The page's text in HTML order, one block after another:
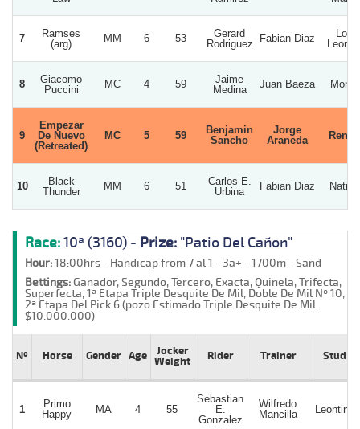
7
Ramses
(arg)
MM 6 53
Gerard
Rodriguez
Fabian Diaz
Los
Leones
8
Giacomo
Puccini
MC 4 59
Jaime
Medina
Juan Baeza Monin
9
Empezar
De Nuevo
(Retreated)
MC 5 59
Benjamin
Sancho
Jorge
Araneda
Renita
10
Black
Thunder
MM 6 51
Carlos E.
Urbina
Fabian Diaz Nativo
Race:10ª (3160) - Prize: "Patio Del Cañon"
Hour:18:00hrs - Handicap from 7 al 1 - 3a+ - 1700m - Sand
Bettings:Ganador, Segundo, Tercero, Exacta, Quinela, Trifecta,
Superfecta, 1ª Etapa Triple Desquite De Mil, Doble De Mil Nº 10,
2ª Etapa Del Pick 6 (pozo Estimado Triple Desquite De Mil
$10.000.000)
Nº Horse Gender Age
Jocker
Weight
Rider Trainer Stud
1
Primo
Happy
MA 4 55
Sebastian
E.
Gonzalez
Wilfredo
Mancilla
Leontina